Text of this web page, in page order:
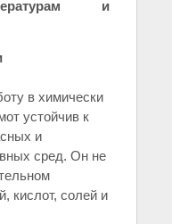
и
в химически
устойчив к
и
сред. Он не
кислот, солей и